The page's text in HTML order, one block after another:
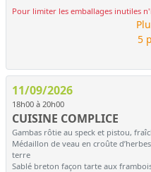
Pour limiter les emballages inutiles
5
11/09/2026
18h00 à 20h00
CUISINE COMPLICE
Gambas rôtie au speck et pistou,
Médaillon de veau en croûte
terre
Sablé breton façon tarte aux